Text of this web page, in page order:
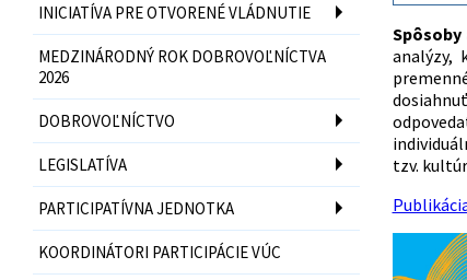
INICIATÍVA PRE OTVORENÉ VLÁDNUTIE
MEDZINÁRODNÝ ROK DOBROVOĽNÍCTVA
2026
DOBROVOĽNÍCTVO
LEGISLATÍVA
PARTICIPATÍVNA JEDNOTKA
KOORDINÁTORI PARTICIPÁCIE VÚC
analýzy,
tzv.